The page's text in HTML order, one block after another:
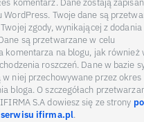
komentarz. Dane zostają
WordPress. Twoje dane są
zgody, wynikającej z dodania
są przetwarzane w celu
komentarza na blogu, jak również
roszczeń. Dane w bazie
w niej przechowywane przez okres
bloga. O szczegółach
S.A dowiesz się ze strony
ifirma.pl.